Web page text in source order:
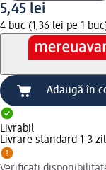
5,45 lei
4 buc (1,36 lei pe 1
Adaugă în
Livrabil
Livrare standard 1-3